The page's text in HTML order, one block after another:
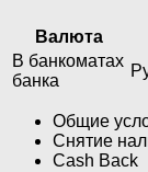
Валюта
В банкоматах
банка
Общие
Снятие
Cash Back